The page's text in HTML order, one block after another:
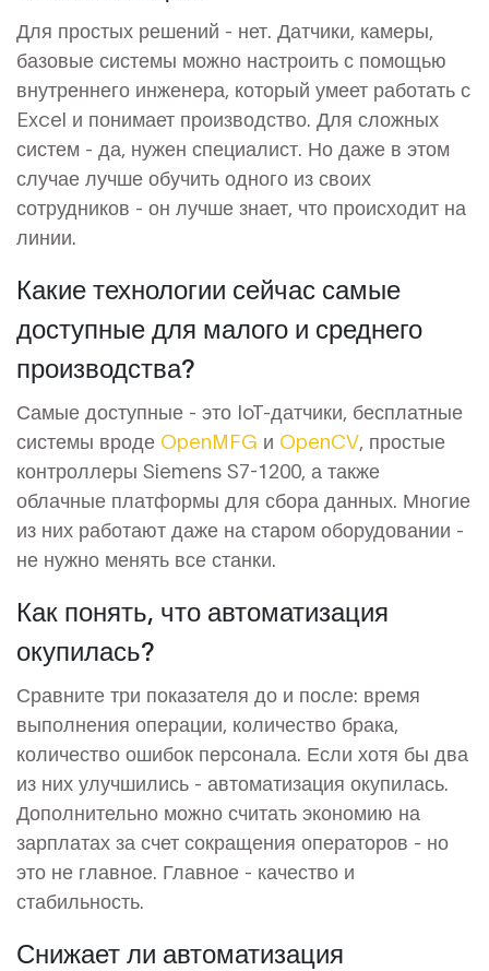
Для простых решений - нет. Датчики, камеры,
базовые системы можно настроить с помощью
внутреннего инженера, который умеет работать с
Excel и понимает производство. Для сложных
систем - да, нужен специалист. Но даже в этом
случае лучше обучить одного из своих
сотрудников - он лучше знает, что происходит на
линии.
Какие технологии сейчас самые
доступные для малого и среднего
производства?
Самые доступные - это IoT-датчики, бесплатные
системы вроде OpenMFG и OpenCV, простые
контроллеры Siemens S7-1200, а также
облачные платформы для сбора данных. Многие
из них работают даже на старом оборудовании -
не нужно менять все станки.
Как понять, что автоматизация
окупилась?
Сравните три показателя до и после: время
выполнения операции, количество брака,
количество ошибок персонала. Если хотя бы два
из них улучшились - автоматизация окупилась.
Дополнительно можно считать экономию на
зарплатах за счет сокращения операторов - но
это не главное. Главное - качество и
стабильность.
Снижает ли автоматизация